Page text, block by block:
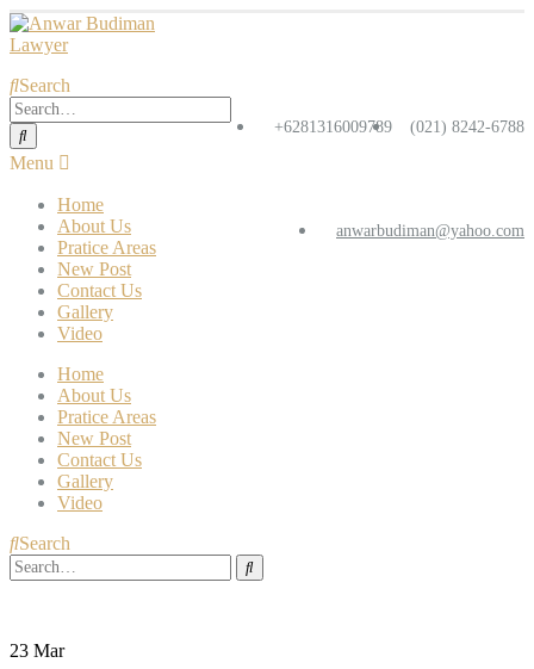
(021) 8242-6788
+6281316009789
anwarbudiman@yahoo.com
Search
Home
About Us
Pratice Areas
New Post
Contact Us
Gallery
Video
Home
About Us
Pratice Areas
New Post
Contact Us
Gallery
Video
Search
23 Mar